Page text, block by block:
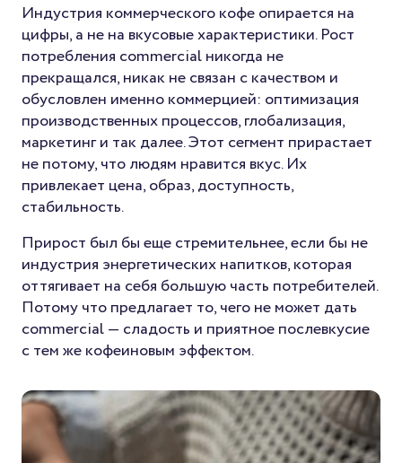
Индустрия коммерческого кофе опирается на
цифры, а не на вкусовые характеристики. Рост
потребления commercial никогда не
прекращался, никак не связан с качеством и
обусловлен именно коммерцией: оптимизация
производственных процессов, глобализация,
маркетинг и так далее. Этот сегмент прирастает
не потому, что людям нравится вкус. Их
привлекает цена, образ, доступность,
стабильность.
Прирост был бы еще стремительнее, если бы не
индустрия энергетических напитков, которая
оттягивает на себя большую часть потребителей.
Потому что предлагает то, чего не может дать
commercial — сладость и приятное послевкусие
с тем же кофеиновым эффектом.